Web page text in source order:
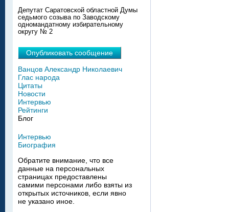
Депутат Саратовской областной Думы
седьмого созыва по Заводскому
одномандатному избирательному
округу № 2
Опубликовать сообщение
Ванцов Александр Николаевич
Глас народа
Цитаты
Новости
Интервью
Рейтинги
Блог
Интервью
Биография
Обратите внимание, что все
данные на персональных
страницах предоставлены
самими персонами либо взяты из
открытых источников, если явно
не указано иное.